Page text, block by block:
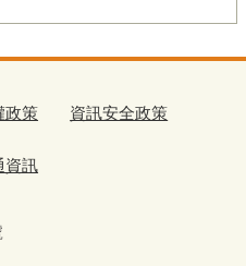
政策 資訊安全政策
資訊